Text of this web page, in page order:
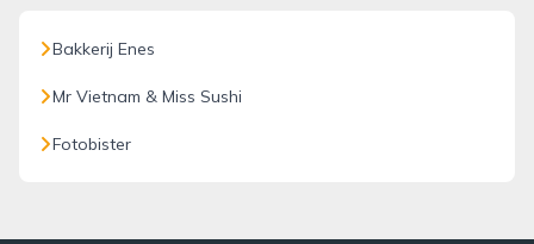
Bakkerij Enes
Mr Vietnam & Miss Sushi
Fotobister